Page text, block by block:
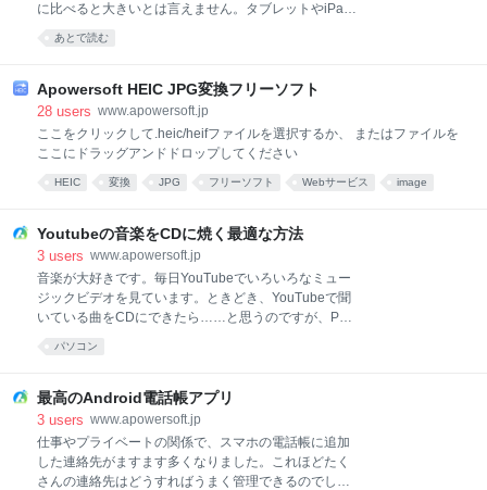
に比べると大きいとは言えません。タブレットやiPad
などと比べると更に小さく見えます。電話やメールな
どの操作でであれば画面サイズはあまり要求されませ
面の方が良いでしょう。では、iPhoneをiPadにスクリ
ーンミラーリングする方法はあるのでしょうか。答え
は「はい、あります」。詳しい説明は以下の内容をご
覧ください。 【もっと知りたい】 ☛ デザリング（ネ
iPhoneの画面をPCに映すための最適な方法 ☛ iPhone
リングする方法ApowerMirrorまず使えるアプリは
ApowerMirrorです。iOSシステム搭載
あとで読む
Apowersoft HEIC JPG変換フリーソフト
28 users www.apowersoft.jp
ここをクリックして.heic/heifファイルを選択するか、 またはファイルを
ここにドラッグアンドドロップしてください
HEIC 変換 JPG フリーソフト Webサービス image
Youtubeの音楽をCDに焼く最適な方法
3 users www.apowersoft.jp
音楽が大好きです。毎日YouTubeでいろいろなミュー
ジックビデオを見ています。ときどき、YouTubeで聞
いている曲をCDにできたら……と思うのですが、PC
イカーで聞きたいと考える人は多いです。ところが、
ほとんどのやり方は複雑で、初心者に合いません。こ
こでは、初心者でもすぐに使える「YouTubeの音楽を
CDに焼く方法」をご紹介します。また、もし
YouTubeの動画をDVDに焼く方法を合わせて知りたけ
パソコン
最高のAndroid電話帳アプリ
3 users www.apowersoft.jp
仕事やプライベートの関係で、スマホの電話帳に追加
した連絡先がますます多くなりました。これほどたく
さんの連絡先はどうすればうまく管理できるのでしょ